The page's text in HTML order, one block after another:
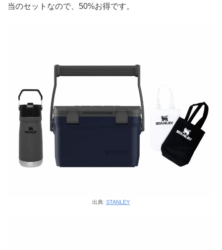
当のセットなので、50%お得です。
出典: STANLEY